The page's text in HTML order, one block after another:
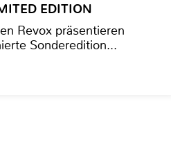
EDITION
Revox präsentieren
Sonderedition...